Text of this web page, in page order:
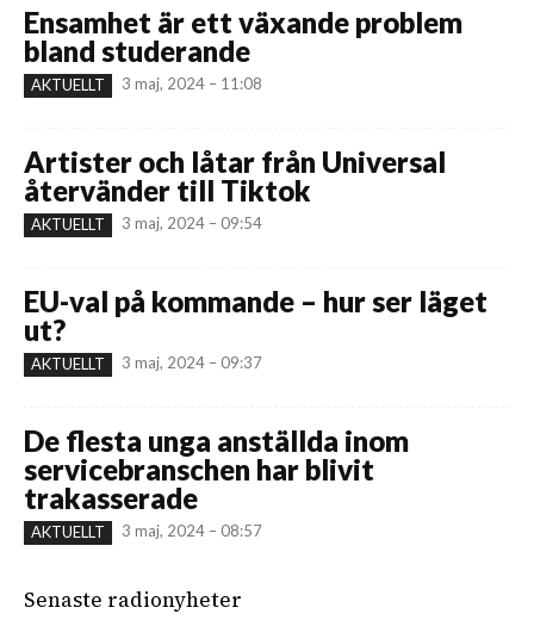
Ensamhet är ett växande problem
bland studerande
AKTUELLT 3 maj, 2024 – 11:08
Artister och låtar från Universal
återvänder till Tiktok
AKTUELLT 3 maj, 2024 – 09:54
EU-val på kommande – hur ser läget
ut?
AKTUELLT 3 maj, 2024 – 09:37
De flesta unga anställda inom
servicebranschen har blivit
trakasserade
AKTUELLT 3 maj, 2024 – 08:57
Senaste radionyheter